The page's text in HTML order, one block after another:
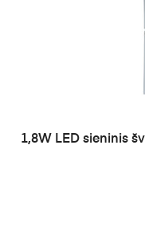
1,8W LED sieninis